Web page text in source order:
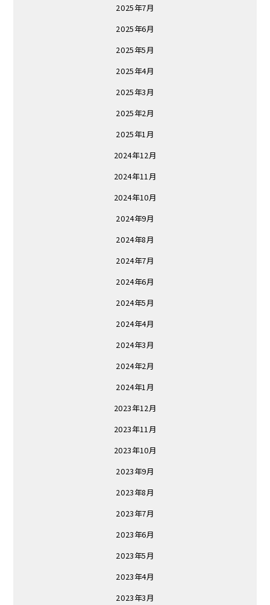
2025年7月
2025年6月
2025年5月
2025年4月
2025年3月
2025年2月
2025年1月
2024年12月
2024年11月
2024年10月
2024年9月
2024年8月
2024年7月
2024年6月
2024年5月
2024年4月
2024年3月
2024年2月
2024年1月
2023年12月
2023年11月
2023年10月
2023年9月
2023年8月
2023年7月
2023年6月
2023年5月
2023年4月
2023年3月